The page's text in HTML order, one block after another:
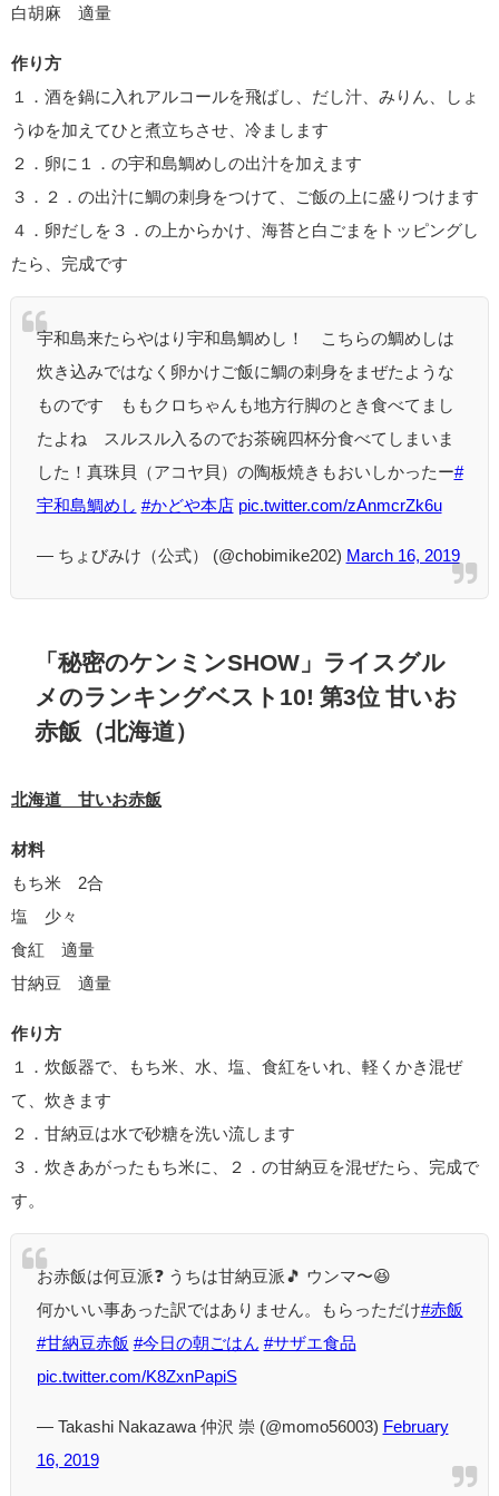
白胡麻 適量
作り方
１．酒を鍋に入れアルコールを飛ばし、だし汁、みりん、しょ
うゆを加えてひと煮立ちさせ、冷まします
２．卵に１．の宇和島鯛めしの出汁を加えます
３．２．の出汁に鯛の刺身をつけて、ご飯の上に盛りつけます
４．卵だしを３．の上からかけ、海苔と白ごまをトッピングし
たら、完成です
宇和島来たらやはり宇和島鯛めし！ こちらの鯛めしは
炊き込みではなく卵かけご飯に鯛の刺身をまぜたような
ものです ももクロちゃんも地方行脚のとき食べてまし
たよね スルスル入るのでお茶碗四杯分食べてしまいま
した！真珠貝（アコヤ貝）の陶板焼きもおいしかったー#
宇和島鯛めし #かどや本店 pic.twitter.com/zAnmcrZk6u
— ちょびみけ（公式） (@chobimike202) March 16, 2019
「秘密のケンミンSHOW」ライスグル
メのランキングベスト10! 第3位 甘いお
赤飯（北海道）
北海道 甘いお赤飯
材料
もち米 2合
塩 少々
食紅 適量
甘納豆 適量
作り方
１．炊飯器で、もち米、水、塩、食紅をいれ、軽くかき混ぜ
て、炊きます
２．甘納豆は水で砂糖を洗い流します
３．炊きあがったもち米に、２．の甘納豆を混ぜたら、完成で
す。
お赤飯は何豆派❓ うちは甘納豆派🎵 ウンマ〜😆
何かいい事あった訳ではありません。もらっただけ#赤飯
#甘納豆赤飯 #今日の朝ごはん
#サザエ食品
pic.twitter.com/K8ZxnPapiS
— Takashi Nakazawa 仲沢 崇 (@momo56003) February
16, 2019